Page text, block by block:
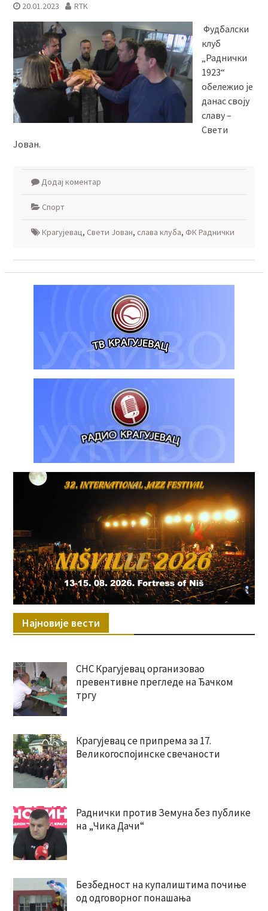
20.01.2023 RTK
Фудбалски
клуб
„Раднички
1923“
обележио је
данас своју
славу –
Свети
Јован.
Додај коментар
Спорт
Крагујевац, Свети Јован, слава клуба, ФК Раднички
Најновије вести
СНС Крагујевац организовао
превентивне прегледе на Ђачком
тргу
Крагујевац се припрема за 17.
Великогоспојинске свечаности
Раднички против Земуна без публике
на „Чика Дачи“
Безбедност на купалиштима почиње
од одговорног понашања